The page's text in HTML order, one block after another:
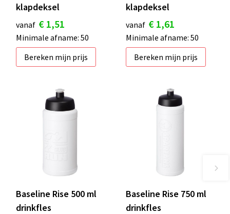
klapdeksel
vanaf € 1,51
Minimale afname: 50
Bereken mijn prijs
klapdeksel
vanaf € 1,61
Minimale afname: 50
Bereken mijn prijs
Baseline Rise 500 ml
drinkfles
Baseline Rise 750 ml
drinkfles